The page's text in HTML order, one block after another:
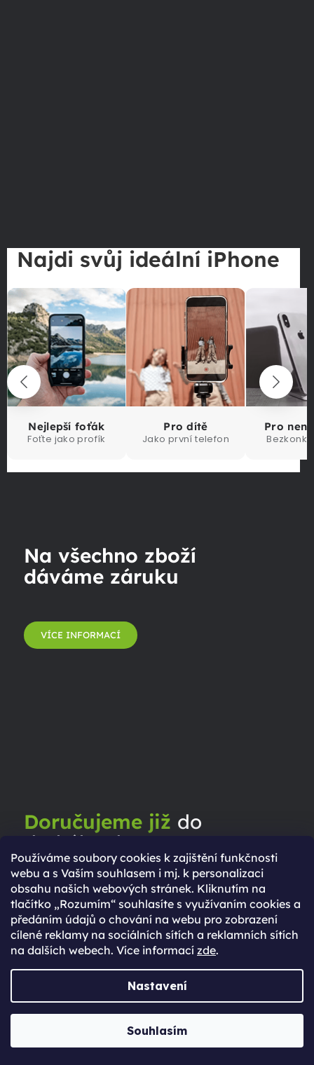
Používáme soubory cookies k zajištění funkčnosti
webu a s Vaším souhlasem i mj. k personalizaci
obsahu našich webových stránek. Kliknutím na
tlačítko „Rozumím“ souhlasíte s využívaním cookies a
předáním údajů o chování na webu pro zobrazení
cílené reklamy na sociálních sítích a reklamních sítích
na dalších webech. Více informací zde.
Nastavení
Souhlasím
Najdi svůj ideální iPhone
Nejlepší foťák
Foťte jako profík
Pro dítě
Jako první telefon
Pro
Na všechno zboží
dáváme záruku
VÍCE INFORMACÍ
Doručujeme již do
druhého dne
ZJISTI VÍCE